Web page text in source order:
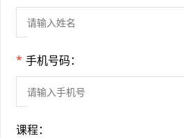
* 手机号码：
课程：